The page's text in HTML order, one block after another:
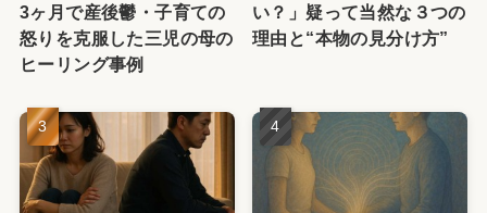
3ヶ月で産後鬱・子育ての
怒りを克服した三児の母の
ヒーリング事例
い？」疑って当然な３つの
理由と“本物の見分け方”